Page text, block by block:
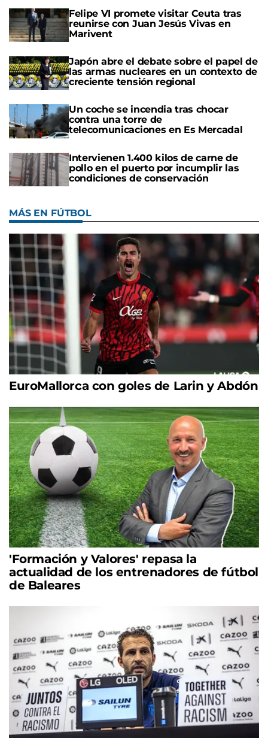
Felipe VI promete visitar Ceuta tras
reunirse con Juan Jesús Vivas en
Marivent
Japón abre el debate sobre el papel de
las armas nucleares en un contexto de
creciente tensión regional
Un coche se incendia tras chocar
contra una torre de
telecomunicaciones en Es Mercadal
Intervienen 1.400 kilos de carne de
pollo en el puerto por incumplir las
condiciones de conservación
MÁS EN FÚTBOL
EuroMallorca con goles de Larin y Abdón
'Formación y Valores' repasa la
actualidad de los entrenadores de fútbol
de Baleares